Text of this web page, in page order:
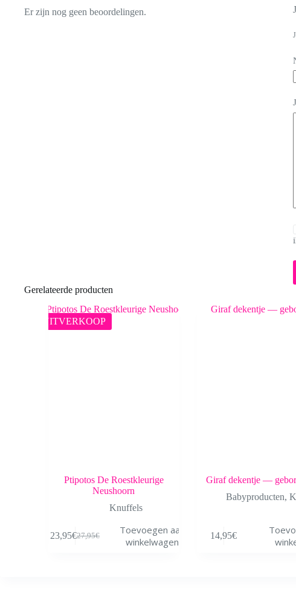
Er zijn nog geen beoordelingen.
Gerelateerde producten
UITVERKOOP
Ptipotos De Roestkleurige
Neushoorn
Knuffels
27,95€
Oorspronkelijke
23,95€Huidige
Toevoegen aan
winkelwagen
Giraf dekentje —
Babyproducten,
14,95€